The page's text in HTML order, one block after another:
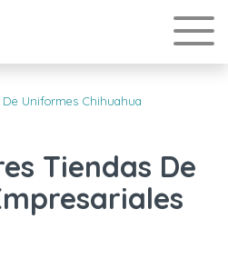
De Uniformes Chihuahua
Tiendas De